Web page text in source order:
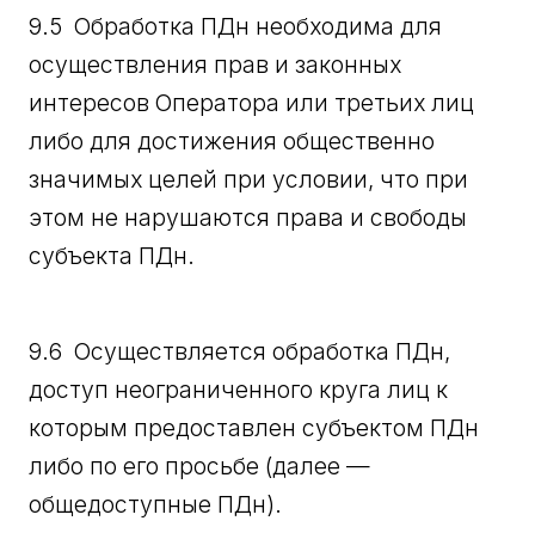
9.5 Обработка ПДн необходима для
осуществления прав и законных
интересов Оператора или третьих лиц
либо для достижения общественно
значимых целей при условии, что при
этом не нарушаются права и свободы
субъекта ПДн.
9.6 Осуществляется обработка ПДн,
доступ неограниченного круга лиц к
которым предоставлен субъектом ПДн
либо по его просьбе (далее —
общедоступные ПДн).